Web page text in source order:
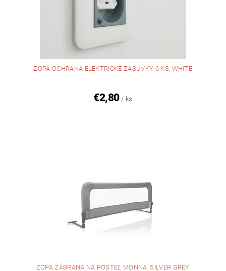
ZOPA OCHRANA ELEKTRICKÉ ZÁSUVKY 6 KS, WHITE
€2,80 / ks
ZOPA ZÁBRANA NA POSTEĽ MONNA, SILVER GREY